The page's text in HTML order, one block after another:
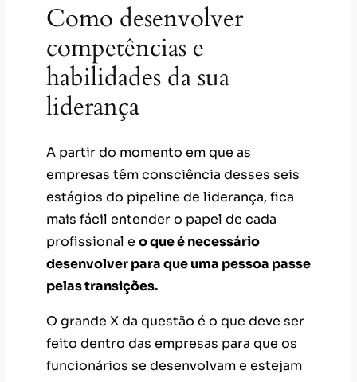
Como desenvolver
competências e
habilidades da sua
liderança
A partir do momento em que as
empresas têm consciência desses seis
estágios do pipeline de liderança, fica
mais fácil entender o papel de cada
profissional e o que é necessário
desenvolver para que uma pessoa passe
pelas transições.
O grande X da questão é o que deve ser
feito dentro das empresas para que os
funcionários se desenvolvam e estejam